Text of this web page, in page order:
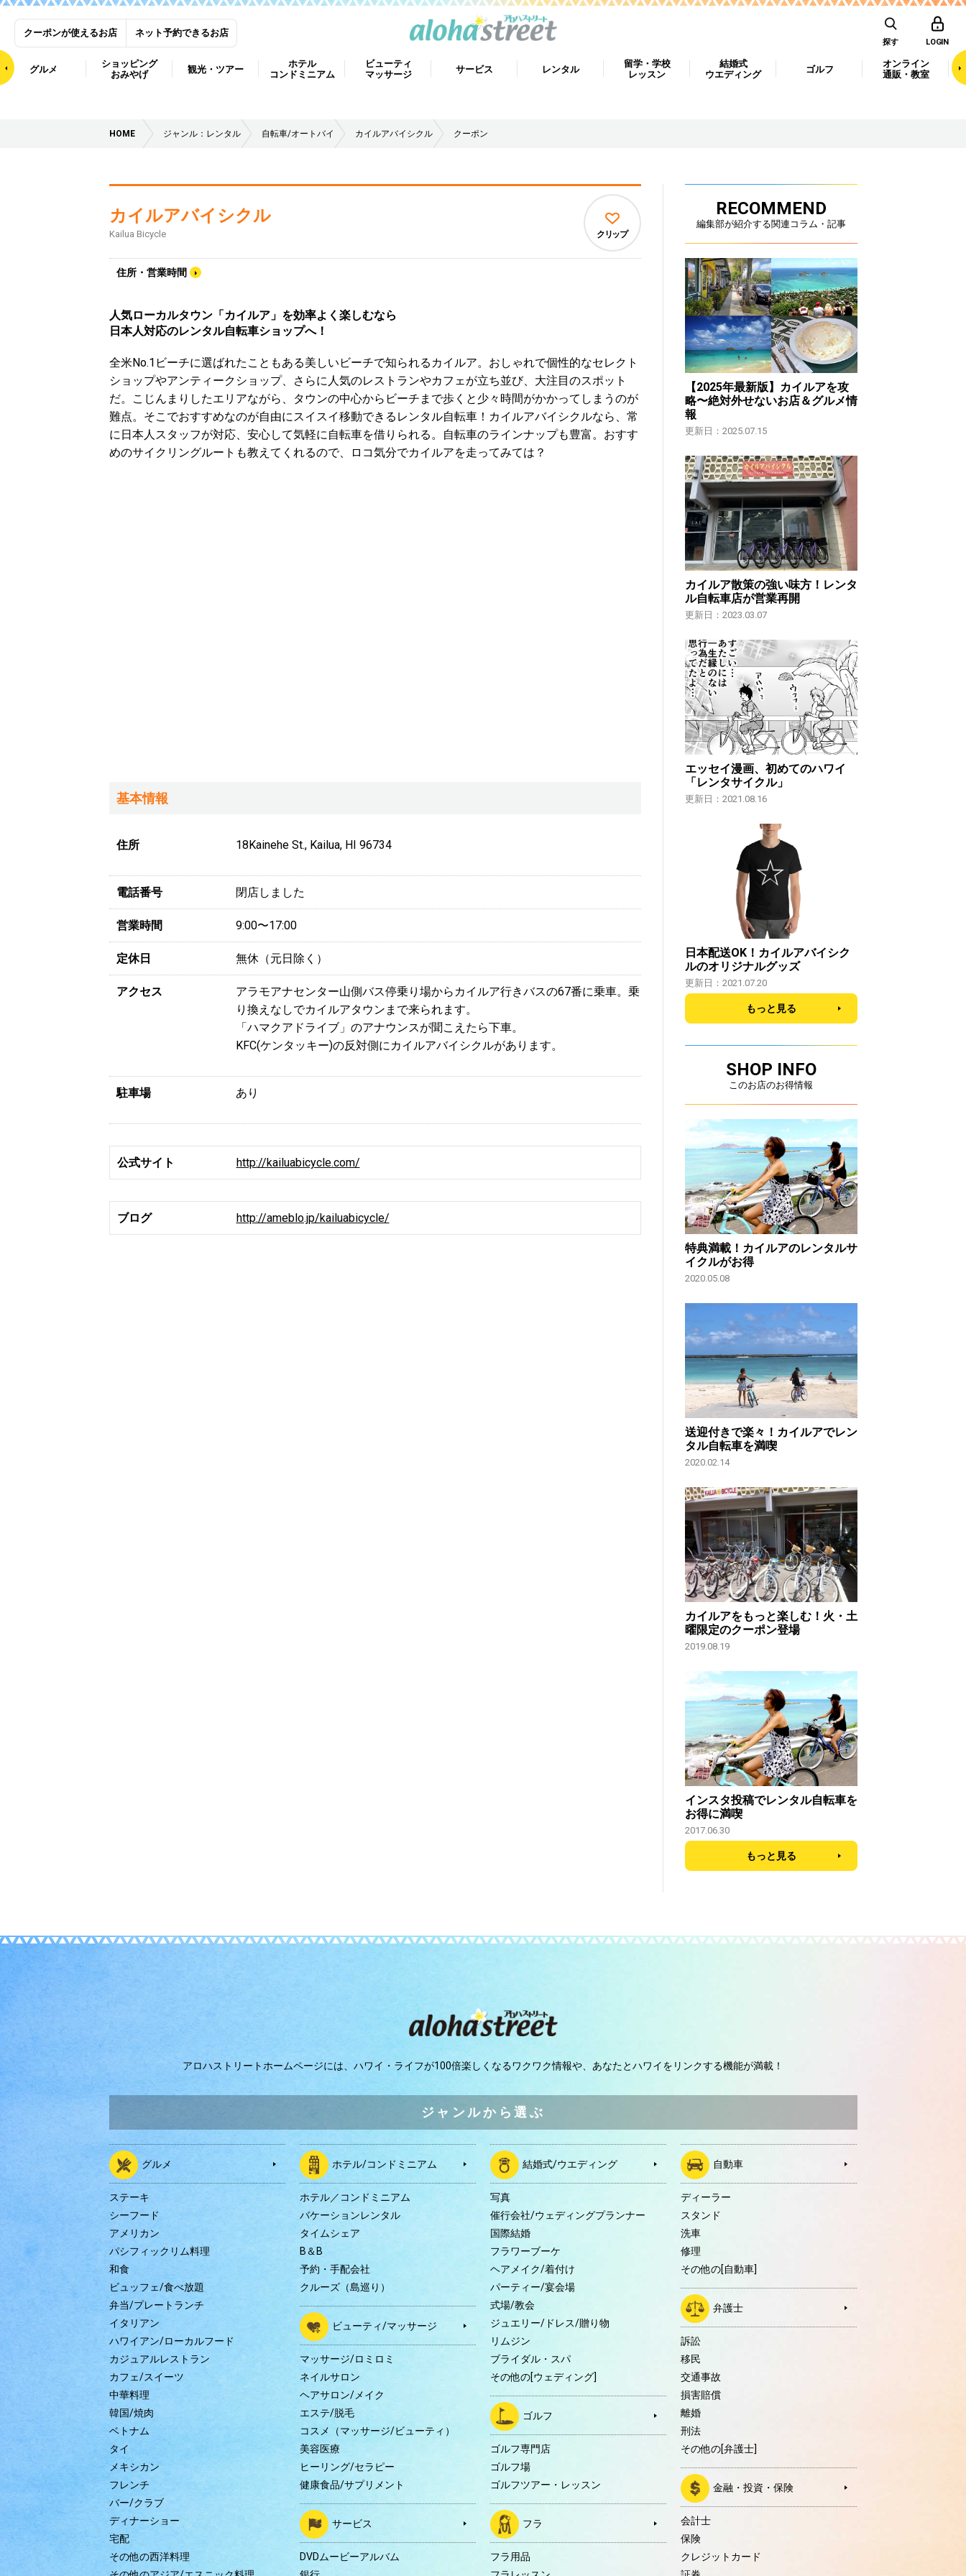
クーポンが使えるお店 ネット予約できるお店
探す LOGIN
グルメ
ショッピング
おみやげ
観光・ツアー
ホテル
コンドミニアム
ビューティ
マッサージ
サービス レンタル
留学・学校
レッスン
結婚式
ウエディング
ゴルフ
オンライン
通販・教室
HOME ジャンル：レンタル 自転車/オートバイ カイルアバイシクル クーポン
カイルアバイシクル
Kailua Bicycle
住所・営業時間
クリップ
人気ローカルタウン「カイルア」を効率よく楽しむなら
日本人対応のレンタル自転車ショップへ！
全米No.1ビーチに選ばれたこともある美しいビーチで知られるカイルア。おしゃれで個性的なセレクト
ショップやアンティークショップ、さらに人気のレストランやカフェが立ち並び、大注目のスポット
だ。こじんまりしたエリアながら、タウンの中心からビーチまで歩くと少々時間がかかってしまうのが
難点。そこでおすすめなのが自由にスイスイ移動できるレンタル自転車！カイルアバイシクルなら、常
に日本人スタッフが対応、安心して気軽に自転車を借りられる。自転車のラインナップも豊富。おすす
めのサイクリングルートも教えてくれるので、ロコ気分でカイルアを走ってみては？
基本情報
住所 18Kainehe St., Kailua, HI 96734
電話番号 閉店しました
営業時間 9:00〜17:00
定休日 無休（元日除く）
アクセス
アラモアナセンター山側バス停乗り場からカイルア行きバスの67番に乗車。乗
り換えなしでカイルアタウンまで来られます。
「ハマクアドライブ」のアナウンスが聞こえたら下車。
KFC(ケンタッキー)の反対側にカイルアバイシクルがあります。
駐車場 あり
公式サイト http://kailuabicycle.com/
ブログ http://ameblo.jp/kailuabicycle/
RECOMMEND
編集部が紹介する関連コラム・記事
【2025年最新版】カイルアを攻
略〜絶対外せないお店＆グルメ情
報
更新日：2025.07.15
カイルア散策の強い味方！レンタ
ル自転車店が営業再開
更新日：2023.03.07
エッセイ漫画、初めてのハワイ
「レンタサイクル」
更新日：2021.08.16
日本配送OK！カイルアバイシク
ルのオリジナルグッズ
更新日：2021.07.20
もっと見る
SHOP INFO
このお店のお得情報
特典満載！カイルアのレンタルサ
イクルがお得
2020.05.08
送迎付きで楽々！カイルアでレン
タル自転車を満喫
2020.02.14
カイルアをもっと楽しむ！火・土
曜限定のクーポン登場
2019.08.19
インスタ投稿でレンタル自転車を
お得に満喫
2017.06.30
もっと見る
アロハストリートホームページには、 ハワイ・ライフが100倍楽しくなるワクワク情報や、 あなたとハワイをリンクする機能が満載！
ジャンルから選ぶ
グルメ
ステーキ
シーフード
アメリカン
パシフィックリム料理
和食
ビュッフェ/食べ放題
弁当/プレートランチ
イタリアン
ハワイアン/ローカルフード
カジュアルレストラン
カフェ/スイーツ
中華料理
韓国/焼肉
ベトナム
タイ
メキシカン
フレンチ
バー/クラブ
ディナーショー
宅配
その他の西洋料理
ホテル/コンドミニアム
ホテル／コンドミニアム
バケーションレンタル
タイムシェア
B＆B
予約・手配会社
クルーズ（島巡り）
ビューティ/マッサージ
マッサージ/ロミロミ
ネイルサロン
ヘアサロン/メイク
エステ/脱毛
コスメ（マッサージ/ビューティ）
美容医療
ヒーリング/セラピー
健康食品/サプリメント
サービス
DVDムービーアルバム
結婚式/ウエディング
写真
催行会社/ウェディングプランナー
国際結婚
フラワーブーケ
ヘアメイク/着付け
パーティー/宴会場
式場/教会
ジュエリー/ドレス/贈り物
リムジン
ブライダル・スパ
その他の[ウェディング]
ゴルフ
ゴルフ専門店
ゴルフ場
ゴルフツアー・レッスン
フラ
フラ用品
自動車
ディーラー
スタンド
洗車
修理
その他の[自動車]
弁護士
訴訟
移民
交通事故
損害賠償
離婚
刑法
その他の[弁護士]
金融・投資・保険
会計士
保険
クレジットカード